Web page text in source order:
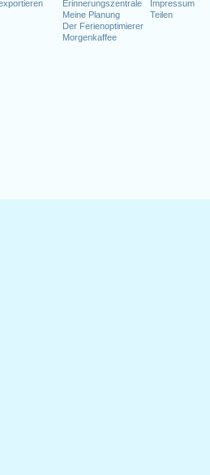
Erinnerungszentrale
Meine Planung
Der Ferienoptimierer
Morgenkaffee
Impressum
Teilen